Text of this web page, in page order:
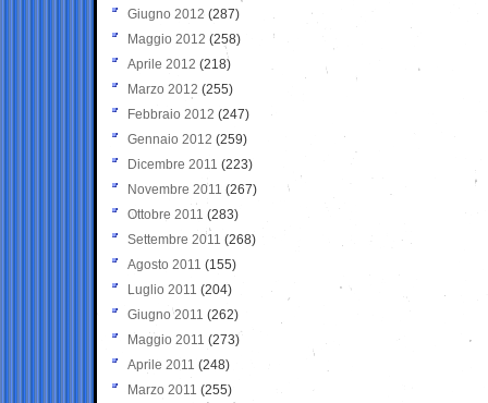
Giugno 2012 (287)
Maggio 2012 (258)
Aprile 2012 (218)
Marzo 2012 (255)
Febbraio 2012 (247)
Gennaio 2012 (259)
Dicembre 2011 (223)
Novembre 2011 (267)
Ottobre 2011 (283)
Settembre 2011 (268)
Agosto 2011 (155)
Luglio 2011 (204)
Giugno 2011 (262)
Maggio 2011 (273)
Aprile 2011 (248)
Marzo 2011 (255)